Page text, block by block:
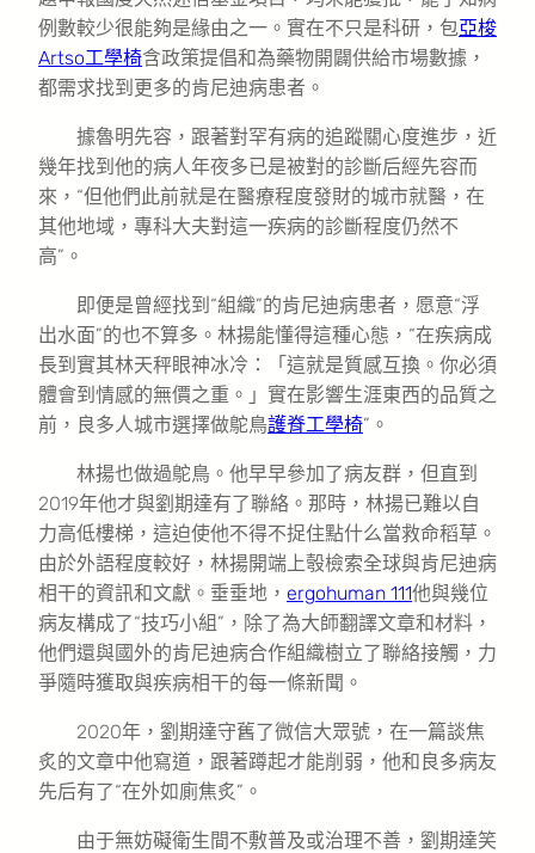
例數較少很能夠是緣由之一。實在不只是科研，包亞梭
Artso工學椅含政策提倡和為藥物開闢供給市場數據，
都需求找到更多的肯尼迪病患者。
據魯明先容，跟著對罕有病的追蹤關心度進步，近
幾年找到他的病人年夜多已是被對的診斷后經先容而
來，“但他們此前就是在醫療程度發財的城市就醫，在
其他地域，專科大夫對這一疾病的診斷程度仍然不
高”。
即便是曾經找到“組織”的肯尼迪病患者，愿意“浮
出水面”的也不算多。林揚能懂得這種心態，“在疾病成
長到實其林天秤眼神冰冷：「這就是質感互換。你必須
體會到情感的無價之重。」實在影響生涯東西的品質之
前，良多人城市選擇做鴕鳥護脊工學椅”。
林揚也做過鴕鳥。他早早參加了病友群，但直到
2019年他才與劉期達有了聯絡。那時，林揚已難以自
力高低樓梯，這迫使他不得不捉住點什么當救命稻草。
由於外語程度較好，林揚開端上彀檢索全球與肯尼迪病
相干的資訊和文獻。垂垂地， ergohuman 111他與幾位
病友構成了“技巧小組”，除了為大師翻譯文章和材料，
他們還與國外的肯尼迪病合作組織樹立了聯絡接觸，力
爭隨時獲取與疾病相干的每一條新聞。
2020年，劉期達守舊了微信大眾號，在一篇談焦
炙的文章中他寫道，跟著蹲起才能削弱，他和良多病友
先后有了“在外如廁焦炙”。
由于無妨礙衛生間不敷普及或治理不善，劉期達笑